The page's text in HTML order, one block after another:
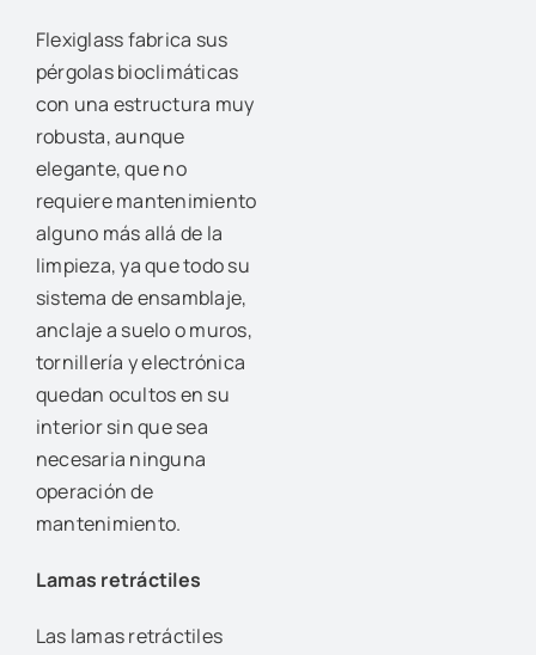
Flexiglass fabrica sus
pérgolas bioclimáticas
con una estructura muy
robusta, aunque
elegante, que no
requiere mantenimiento
alguno más allá de la
limpieza, ya que todo su
sistema de ensamblaje,
anclaje a suelo o muros,
tornillería y electrónica
quedan ocultos en su
interior sin que sea
necesaria ninguna
operación de
mantenimiento.
Lamas retráctiles
Las lamas retráctiles